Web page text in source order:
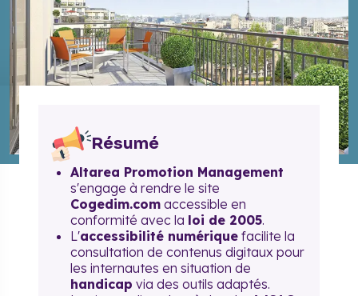
Résumé
Altarea Promotion Management
s'engage à rendre le site
Cogedim.com accessible en
conformité avec la loi de 2005.
L'accessibilité numérique facilite la
consultation de contenus digitaux pour
les internautes en situation de
handicap via des outils adaptés.